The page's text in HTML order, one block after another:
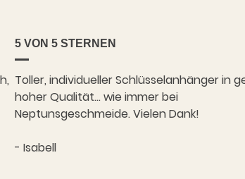
5 VON 5 STERNEN
Toller, individueller Schlüsselanhänger in
hoher Qualität... wie immer bei
Neptunsgeschmeide. Vielen Dank!
- Isabell